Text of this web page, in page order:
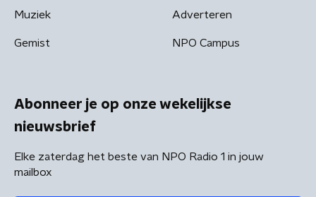
Muziek
Gemist
Adverteren
NPO Campus
Abonneer je op onze wekelijkse
nieuwsbrief
Elke zaterdag het beste van NPO Radio 1 in jouw
mailbox